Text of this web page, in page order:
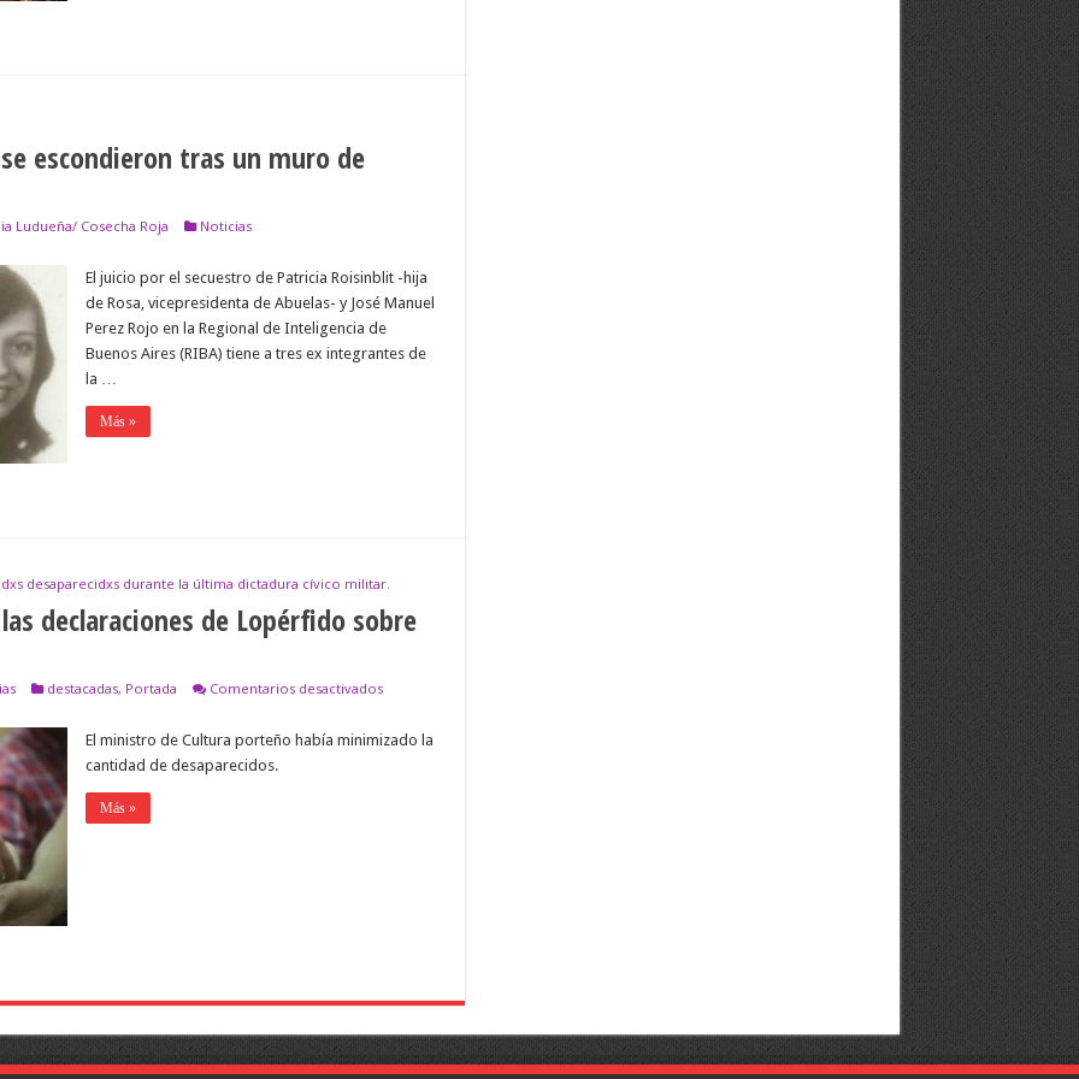
escondieron tras un muro de
Ludueña/ Cosecha Roja
Noticias
El juicio por el secuestro de Patricia Roisinblit -hija
de Rosa, vicepresidenta de Abuelas- y José Manuel
Perez Rojo en la Regional de Inteligencia de
Buenos Aires (RIBA) tiene a tres ex integrantes de
la …
Más »
desaparecidxs durante la última dictadura cívico militar.
declaraciones de Lopérfido sobre
destacadas, Portada Comentarios desactivadosen
se
El ministro de Cultura porteño había minimizado la
cantidad de desaparecidos.
Más »